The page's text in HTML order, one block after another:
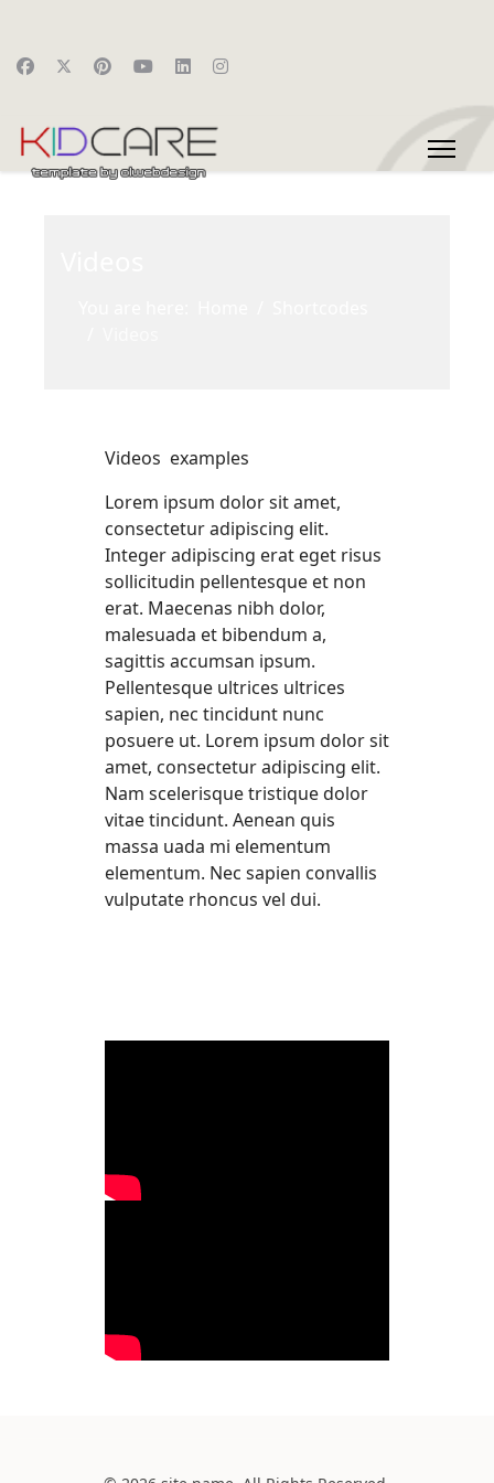
Videos examples
Lorem ipsum dolor sit amet,
consectetur adipiscing elit.
Integer adipiscing erat eget risus
sollicitudin pellentesque et non
erat. Maecenas nibh dolor,
malesuada et bibendum a,
sagittis accumsan ipsum.
Pellentesque ultrices ultrices
sapien, nec tincidunt nunc
posuere ut. Lorem ipsum dolor sit
amet, consectetur adipiscing elit.
Nam scelerisque tristique dolor
vitae tincidunt. Aenean quis
massa uada mi elementum
elementum. Nec sapien convallis
vulputate rhoncus vel dui.